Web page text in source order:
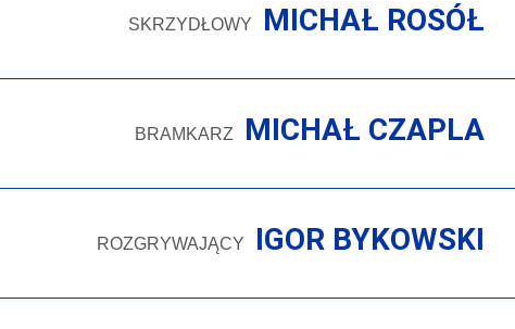
SKRZYDŁOWY MICHAŁ ROSÓŁ
BRAMKARZ MICHAŁ CZAPLA
ROZGRYWAJĄCY IGOR BYKOWSKI